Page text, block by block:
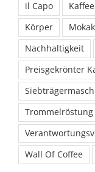
il Capo
Körper
Nachhaltigkeit
Preisgekrönter
Trommelröstung
Wall Of Coffee